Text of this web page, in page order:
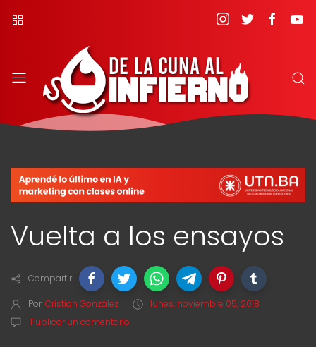
Vuelta a los ensayos
Compartir
Por Cristian González
lunes, noviembre 05, 2018
Publicar un comentario